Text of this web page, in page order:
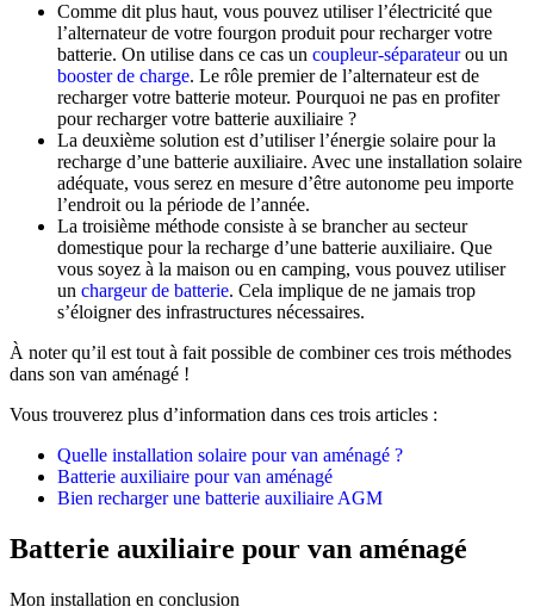
Comme dit plus haut, vous pouvez utiliser l’électricité que
l’alternateur de votre fourgon produit pour recharger votre
batterie. On utilise dans ce cas un coupleur-séparateurou un
booster de charge. Le rôle premier de l’alternateur est de
recharger votre batterie moteur. Pourquoi ne pas en profiter
pour recharger votre batterie auxiliaire ?
La deuxième solution est d’utiliser l’énergie solaire pour la
recharge d’une batterie auxiliaire. Avec une installation solaire
adéquate, vous serez en mesure d’être autonome peu importe
l’endroit ou la période de l’année.
La troisième méthode consiste à se brancher au secteur
domestique pour la recharge d’une batterie auxiliaire. Que
vous soyez à la maison ou en camping, vous pouvez utiliser
un chargeur de batterie. Cela implique de ne jamais trop
s’éloigner des infrastructures nécessaires.
À noter qu’il est tout à fait possible de combiner ces trois méthodes
dans son van aménagé !
Vous trouverez plus d’information dans ces trois articles :
Quelle installation solaire pour van aménagé ?
Batterie auxiliaire pour van aménagé
Bien recharger une batterie auxiliaire AGM
Batterie auxiliaire pour van aménagé
Mon installation en conclusion